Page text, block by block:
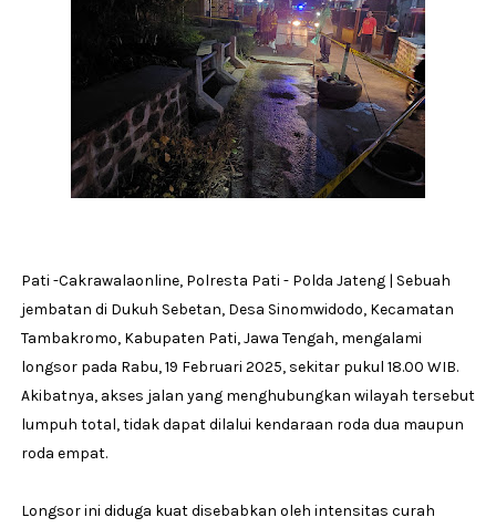
Pati -Cakrawalaonline, Polresta Pati - Polda Jateng | Sebuah
jembatan di Dukuh Sebetan, Desa Sinomwidodo, Kecamatan
Tambakromo, Kabupaten Pati, Jawa Tengah, mengalami
longsor pada Rabu, 19 Februari 2025, sekitar pukul 18.00 WIB.
Akibatnya, akses jalan yang menghubungkan wilayah tersebut
lumpuh total, tidak dapat dilalui kendaraan roda dua maupun
roda empat.
Longsor ini diduga kuat disebabkan oleh intensitas curah